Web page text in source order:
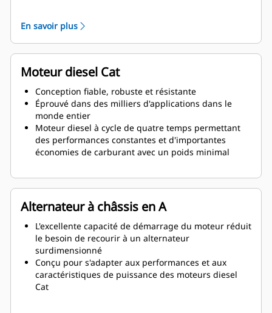
En savoir plus
Moteur diesel Cat
Conception fiable, robuste et résistante
Éprouvé dans des milliers d'applications dans le
monde entier
Moteur diesel à cycle de quatre temps permettant
des performances constantes et d'importantes
économies de carburant avec un poids minimal
Alternateur à châssis en A
L'excellente capacité de démarrage du moteur réduit
le besoin de recourir à un alternateur
surdimensionné
Conçu pour s'adapter aux performances et aux
caractéristiques de puissance des moteurs diesel
Cat